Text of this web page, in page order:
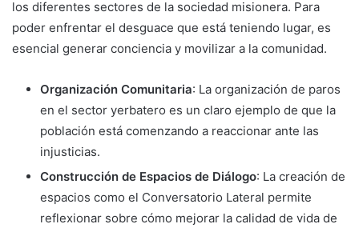
los diferentes sectores de la sociedad misionera. Para
poder enfrentar el desguace que está teniendo lugar, es
esencial generar conciencia y movilizar a la comunidad.
Organización Comunitaria: La organización de paros
en el sector yerbatero es un claro ejemplo de que la
población está comenzando a reaccionar ante las
injusticias.
Construcción de Espacios de Diálogo: La creación de
espacios como el Conversatorio Lateral permite
reflexionar sobre cómo mejorar la calidad de vida de